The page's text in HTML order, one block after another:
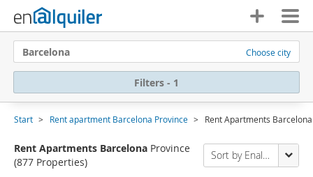
Barcelona Choose city
Filters - 1
Start Rent apartment Barcelona Province Rent Apartments Barcelona
Rent Apartments Barcelona Province
(877 Properties)
Sort by Enalquiler